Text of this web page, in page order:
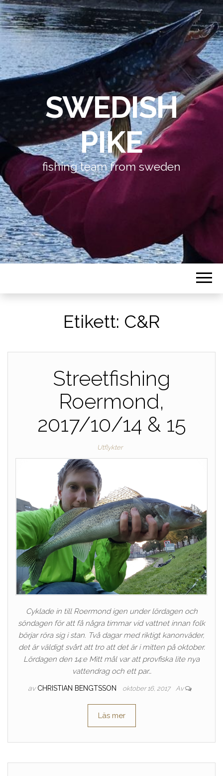
SWEDISH
PIKE
fishing team from sweden
Etikett: C&R
Streetfishing
Roermond,
2017/10/14 & 15
Utflykter
Cyklade in till Roermond igen under lördagen och
söndagen för att få några timmar vid vattnet innan folk
börjar röra sig i stan. Två dagar med riktigt kanonväder,
det är väldigt svårt att tro att det är i mitten på oktober.
Lördagen den 14:e Mitt mål var att provfiska lite nya
vattendrag och ett par…
av CHRISTIAN BENGTSSON oktober 16, 2017 Av
Läs mer